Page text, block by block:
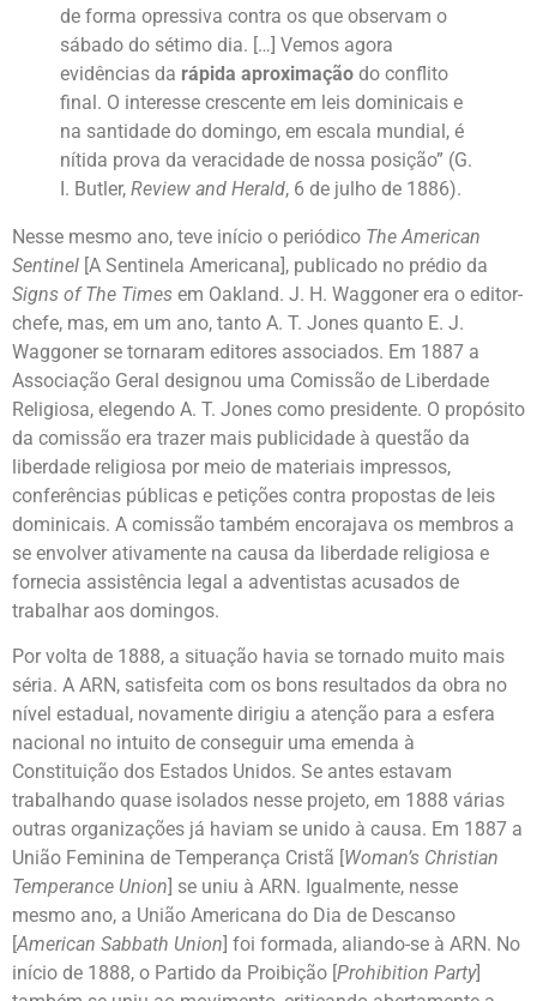
de forma opressiva contra os que observam o
sábado do sétimo dia. […] Vemos agora
evidências da rápida aproximação do conflito
final. O interesse crescente em leis dominicais e
na santidade do domingo, em escala mundial, é
nítida prova da veracidade de nossa posição” (G.
I. Butler, Review and Herald, 6 de julho de 1886).
Nesse mesmo ano, teve início o periódico The American
Sentinel [A Sentinela Americana], publicado no prédio da
Signs of The Times em Oakland. J. H. Waggoner era o editor-
chefe, mas, em um ano, tanto A. T. Jones quanto E. J.
Waggoner se tornaram editores associados. Em 1887 a
Associação Geral designou uma Comissão de Liberdade
Religiosa, elegendo A. T. Jones como presidente. O propósito
da comissão era trazer mais publicidade à questão da
liberdade religiosa por meio de materiais impressos,
conferências públicas e petições contra propostas de leis
dominicais. A comissão também encorajava os membros a
se envolver ativamente na causa da liberdade religiosa e
fornecia assistência legal a adventistas acusados de
trabalhar aos domingos.
Por volta de 1888, a situação havia se tornado muito mais
séria. A ARN, satisfeita com os bons resultados da obra no
nível estadual, novamente dirigiu a atenção para a esfera
nacional no intuito de conseguir uma emenda à
Constituição dos Estados Unidos. Se antes estavam
trabalhando quase isolados nesse projeto, em 1888 várias
outras organizações já haviam se unido à causa. Em 1887 a
União Feminina de Temperança Cristã [Woman’s Christian
Temperance Union ] se uniu à ARN. Igualmente, nesse
mesmo ano, a União Americana do Dia de Descanso
[American Sabbath Union ] foi formada, aliando-se à ARN. No
início de 1888, o Partido da Proibição [Prohibition Party]